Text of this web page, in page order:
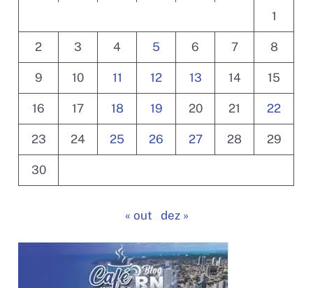
1
2 3 4 5 6 7 8
9 10 11 12 13 14 15
16 17 18 19 20 21 22
23 24 25 26 27 28 29
30
« out dez »